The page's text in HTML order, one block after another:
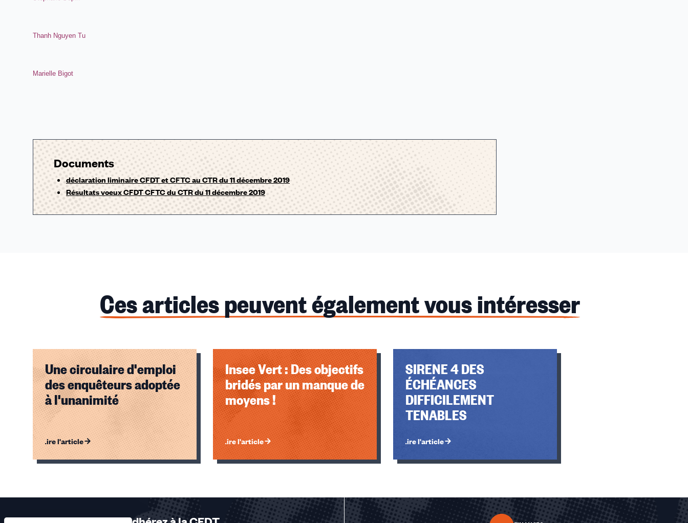
Thanh Nguyen Tu
Marielle Bigot
Documents
déclaration liminaire CFDT et CFTC au CTR du 11 décembre 2019
Résultats voeux CFDT CFTC du CTR du 11 décembre 2019
Ces articles peuvent également vous intéresser
Une circulaire d'emploi
des enquêteurs adoptée
à l'unanimité
Lire l'article
Insee Vert : Des objectifs
bridés par un manque de
moyens !
Lire l'article
SIRENE 4 DES
ÉCHÉANCES
DIFFICILEMENT
TENABLES
Lire l'article
Éléments